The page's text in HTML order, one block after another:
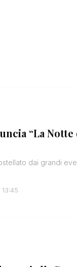
“La
dai grandi